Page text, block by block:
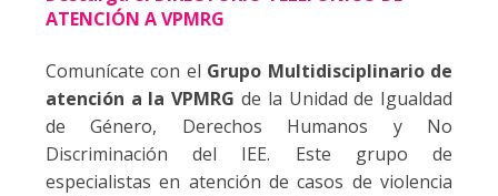
ATENCIÓN A VPMRG
Comunícate con el Grupo Multidisciplinario de
atención a la VPMRG de la Unidad de Igualdad
de Género, Derechos Humanos y No
Discriminación del IEE. Este grupo de
especialistas en atención de casos de violencia